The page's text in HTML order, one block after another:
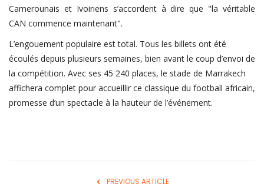
Autres Sports
Register
Camerounais et Ivoiriens s’accordent à dire que "la véritable
CAN commence maintenant".
L’engouement populaire est total. Tous les billets ont été
écoulés depuis plusieurs semaines, bien avant le coup d’envoi de
la compétition. Avec ses 45 240 places, le stade de Marrakech
affichera complet pour accueillir ce classique du football africain,
promesse d’un spectacle à la hauteur de l’événement.
PREVIOUS ARTICLE